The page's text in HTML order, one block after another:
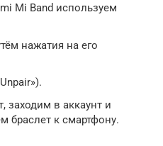
Mi Band используем
нажатия на его
заходим в аккаунт и
браслет к смартфону.